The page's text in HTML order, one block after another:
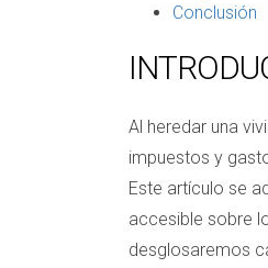
Conclusión
Al heredar una
impuestos y
Este artículo se
accesible sobre
desglosaremos